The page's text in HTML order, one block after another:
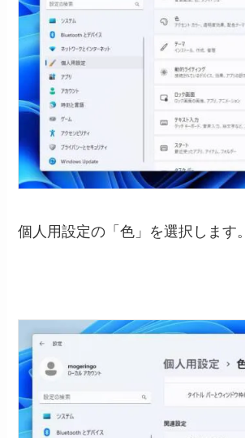
個人用設定の「色」を選択します。